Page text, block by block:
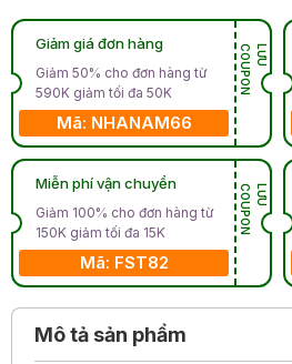
Giảm giá đơn hàng
Giảm 50% cho đơn hàng từ
590K giảm tối đa 50K
Mã: NHANAM66
L
Ư
U
C
O
U
P
O
N
Miễn phí vận chuyển
Giảm 100% cho đơn hàng từ
150K giảm tối đa 15K
Mã: FST82
L
Ư
U
C
O
U
P
O
N
Mô tả sản phẩm